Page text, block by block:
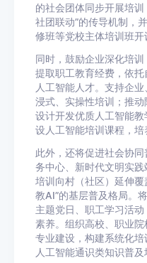
的社会团体同步开展培训
社团联动”的传导机制，
修班等党校主体培训班开
同时，鼓励企业深化培
提取职工教育经费，依
人工智能人才。支持企
浸式、实操性培训；推
设计开发优质人工智能
设人工智能培训课程，培
此外，还将促进社会协
务中心、新时代文明实
培训向村（社区）延伸覆
教AI”的基层普及格局。
主题党日、职工学习活
素养。组织高校、职业
专业建设，构建系统化
人工智能通识类知识普及